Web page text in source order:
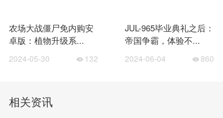
农场大战僵尸免内购安
卓版：植物升级系...
2024-05-30 132
JUL-965毕业典礼之后：
帝国争霸，体验不...
2024-06-04 860
相关资讯